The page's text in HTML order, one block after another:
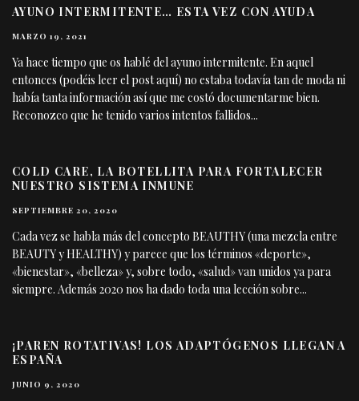
AYUNO INTERMITENTE… ESTA VEZ CON AYUDA
MARZO 19, 2021
Ya hace tiempo que os hablé del ayuno intermitente. En aquel
entonces (podéis leer el post aquí) no estaba todavía tan de moda ni
había tanta información así que me costó documentarme bien.
Reconozco que he tenido varios intentos fallidos...
COLD CARE, LA BOTELLITA PARA FORTALECER
NUESTRO SISTEMA INMUNE
SEPTIEMBRE 20, 2020
Cada vez se habla más del concepto BEAUTHY (una mezcla entre
BEAUTY y HEALTHY) y parece que los términos «deporte»,
«bienestar», «belleza» y, sobre todo, «salud» van unidos ya para
siempre. Además 2020 nos ha dado toda una lección sobre...
¡PAREN ROTATIVAS! LOS ADAPTÓGENOS LLEGAN A
ESPAÑA
JUNIO 9, 2020